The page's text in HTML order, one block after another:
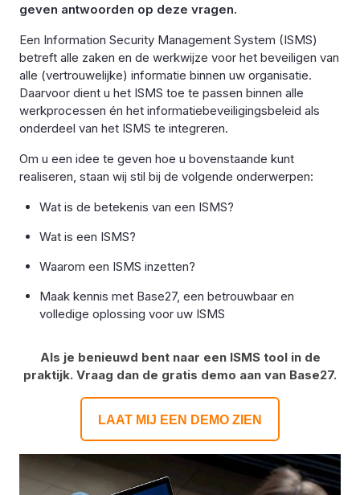
geven antwoorden op deze vragen.
Een Information Security Management System (ISMS)
betreft alle zaken en de werkwijze voor het beveiligen van
alle (vertrouwelijke) informatie binnen uw organisatie.
Daarvoor dient u het ISMS toe te passen binnen alle
werkprocessen én het informatiebeveiligingsbeleid als
onderdeel van het ISMS te integreren.
Om u een idee te geven hoe u bovenstaande kunt
realiseren, staan wij stil bij de volgende onderwerpen:
Wat is de betekenis van een ISMS?
Wat is een ISMS?
Waarom een ISMS inzetten?
Maak kennis met Base27, een betrouwbaar en
volledige oplossing voor uw ISMS
Als je benieuwd bent naar een ISMS tool in de
praktijk. Vraag dan de gratis demo aan van Base27.
LAAT MIJ EEN DEMO ZIEN